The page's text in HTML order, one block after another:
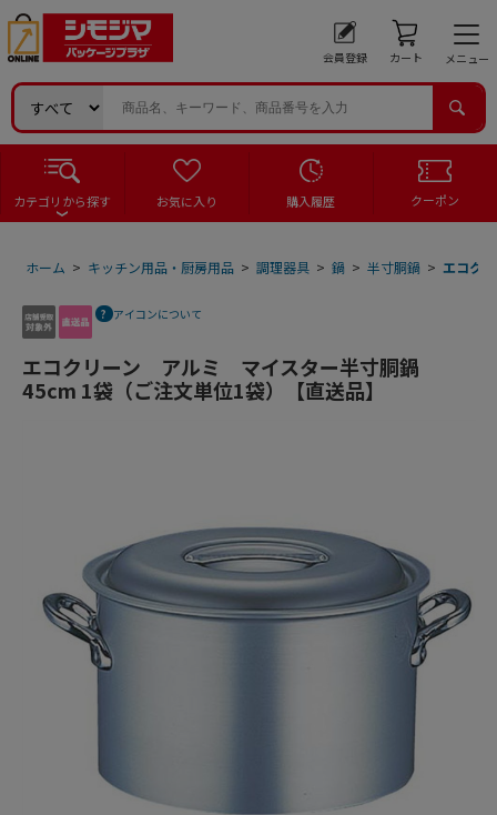
会員登録 カート メニュー
カテゴリから探す お気に入り 購入履歴 クーポン
ホーム > キッチン用品・厨房用品 > 調理器具 > 鍋 > 半寸胴鍋 > エコク
アイコンについて
エコクリーン アルミ マイスター半寸胴鍋
45cm 1袋（ご注文単位1袋）【直送品】